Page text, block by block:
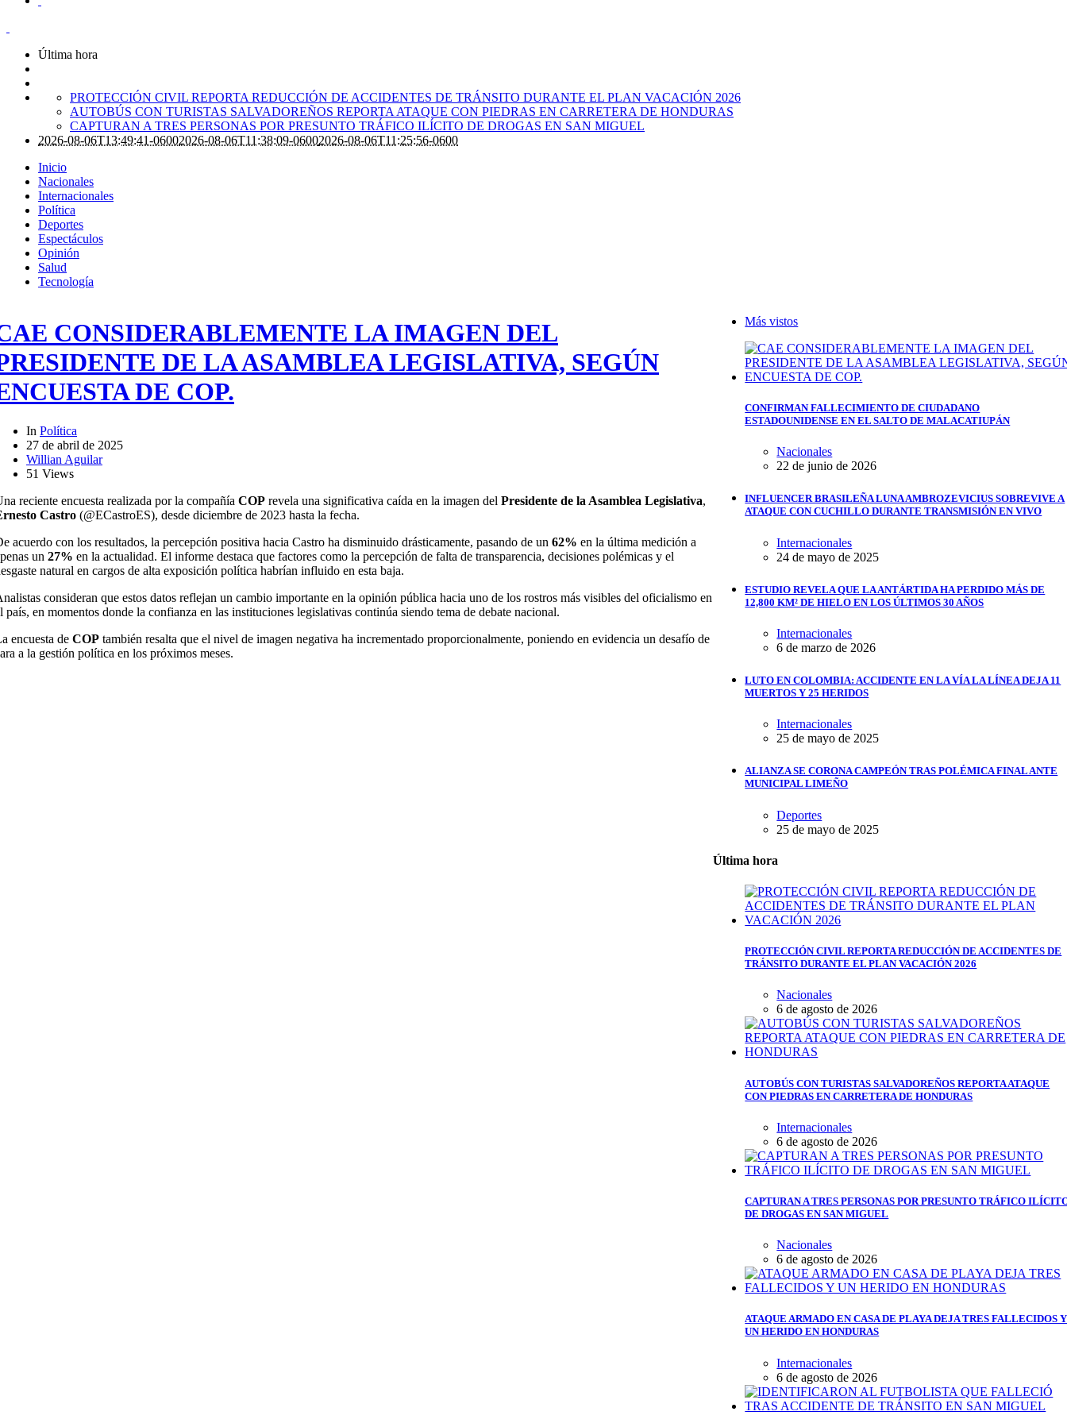
Última hora
PROTECCIÓN CIVIL REPORTA REDUCCIÓN DE ACCIDENTES DE TRÁNSITO DURANTE EL PLAN VACACIÓN 2026
AUTOBÚS CON TURISTAS SALVADOREÑOS REPORTA ATAQUE CON PIEDRAS EN CARRETERA DE HONDURAS
CAPTURAN A TRES PERSONAS POR PRESUNTO TRÁFICO ILÍCITO DE DROGAS EN SAN MIGUEL
2026-08-06T13:49:41-06002026-08-06T11:38:09-06002026-08-06T11:25:56-0600
Inicio
Nacionales
Internacionales
Política
Deportes
Espectáculos
Opinión
Salud
Tecnología
CONSIDERABLEMENTE LA IMAGEN DEL
DE LA ASAMBLEA LEGISLATIVA, SEGÚN
DE COP.
In Política
27 de abril de 2025
Willian Aguilar
51 Views
reciente encuesta realizada por la compañía COP revela una significativa caída en la imagen del Presidente de la Asamblea Legislativa,
Castro (@ECastroES), desde diciembre de 2023 hasta la fecha.
acuerdo con los resultados, la percepción positiva hacia Castro ha disminuido drásticamente, pasando de un 62% en la última medición a
un 27% en la actualidad. El informe destaca que factores como la percepción de falta de transparencia, decisiones polémicas y el
natural en cargos de alta exposición política habrían influido en esta baja.
consideran que estos datos reflejan un cambio importante en la opinión pública hacia uno de los rostros más visibles del oficialismo en
país, en momentos donde la confianza en las instituciones legislativas continúa siendo tema de debate nacional.
encuesta de COP también resalta que el nivel de imagen negativa ha incrementado proporcionalmente, poniendo en evidencia un desafío de
a la gestión política en los próximos meses.
Más vistos
CONFIRMAN FALLECIMIENTO DE CIUDADANO
ESTADOUNIDENSE EN EL SALTO DE MALACATIUPÁN
Nacionales
22 de junio de 2026
INFLUENCER BRASILEÑA LUNA AMBROZEVICIUS SOBREVIVE A
ATAQUE CON CUCHILLO DURANTE TRANSMISIÓN EN VIVO
Internacionales
24 de mayo de 2025
ESTUDIO REVELA QUE LA ANTÁRTIDA HA PERDIDO MÁS DE
12,800 KM² DE HIELO EN LOS ÚLTIMOS 30 AÑOS
Internacionales
6 de marzo de 2026
LUTO EN COLOMBIA: ACCIDENTE EN LA VÍA LA LÍNEA DEJA 11
MUERTOS Y 25 HERIDOS
Internacionales
25 de mayo de 2025
ALIANZA SE CORONA CAMPEÓN TRAS POLÉMICA FINAL ANTE
MUNICIPAL LIMEÑO
Deportes
25 de mayo de 2025
Última hora
PROTECCIÓN CIVIL REPORTA REDUCCIÓN DE ACCIDENTES DE
TRÁNSITO DURANTE EL PLAN VACACIÓN 2026
Nacionales
6 de agosto de 2026
AUTOBÚS CON TURISTAS SALVADOREÑOS REPORTA ATAQUE
CON PIEDRAS EN CARRETERA DE HONDURAS
Internacionales
6 de agosto de 2026
CAPTURAN A TRES PERSONAS POR PRESUNTO TRÁFICO
DE DROGAS EN SAN MIGUEL
Nacionales
6 de agosto de 2026
ATAQUE ARMADO EN CASA DE PLAYA DEJA TRES FALLECIDOS Y
UN HERIDO EN HONDURAS
Internacionales
6 de agosto de 2026